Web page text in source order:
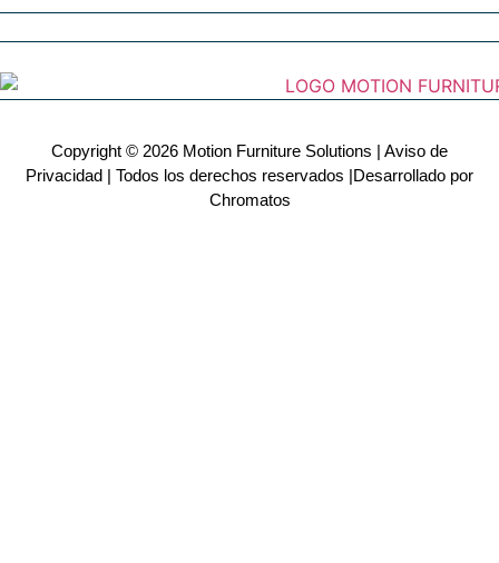
Copyright © 2026 Motion Furniture Solutions | Aviso de
Privacidad | Todos los derechos reservados |Desarrollado por
Chromatos